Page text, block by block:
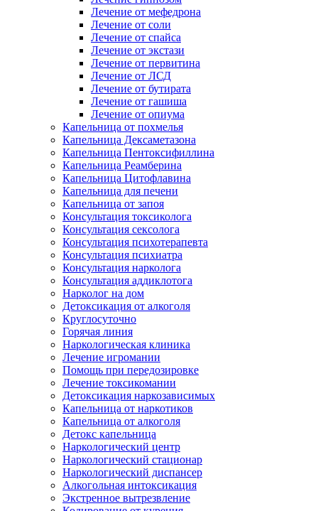
Лечение от мефедрона
Лечение от соли
Лечение от спайса
Лечение от экстази
Лечение от первитина
Лечение от ЛСД
Лечение от бутирата
Лечение от гашиша
Лечение от опиума
Капельница от похмелья
Капельница Дексаметазона
Капельница Пентоксифиллина
Капельница Реамберина
Капельница Цитофлавина
Капельница для печени
Капельница от запоя
Консультация токсиколога
Консультация сексолога
Консультация психотерапевта
Консультация психиатра
Консультация нарколога
Консультация аддиклотога
Нарколог на дом
Детоксикация от алкоголя
Круглосуточно
Горячая линия
Наркологическая клиника
Лечение игромании
Помощь при передозировке
Лечение токсикомании
Детоксикация наркозависимых
Капельница от наркотиков
Капельница от алкоголя
Детокс капельница
Наркологический центр
Наркологический стационар
Наркологический диспансер
Алкогольная интоксикация
Экстренное вытрезвление